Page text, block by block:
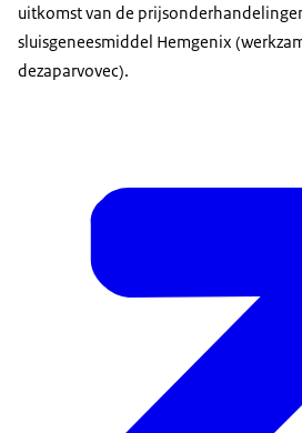
uitkomst van de
sluisgeneesmiddel Hemgenix
dezaparvovec).